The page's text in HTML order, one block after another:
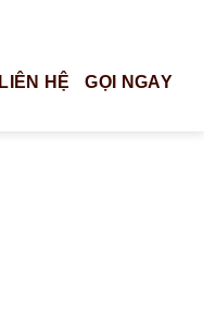
LIÊN HỆ GỌI NGAY